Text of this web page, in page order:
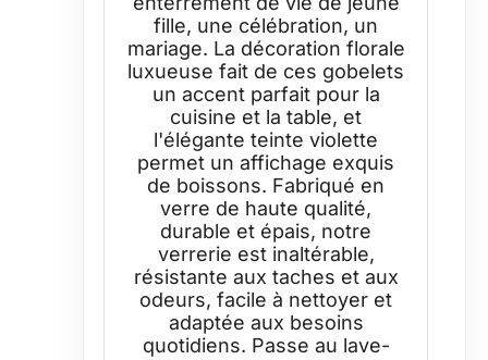
fille, une célébration, un
mariage. La décoration florale
luxueuse fait de ces gobelets
un accent parfait pour la
cuisine et la table, et
l'élégante teinte violette
permet un affichage exquis
de boissons. Fabriqué en
verre de haute qualité,
durable et épais, notre
verrerie est inaltérable,
résistante aux taches et aux
odeurs, facile à nettoyer et
adaptée aux besoins
quotidiens. Passe au lave-